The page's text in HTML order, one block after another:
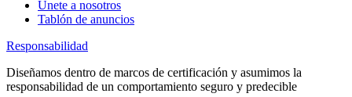
Únete a nosotros
Tablón de anuncios
Responsabilidad
Diseñamos dentro de marcos de certificación y asumimos la
responsabilidad de un comportamiento seguro y predecible